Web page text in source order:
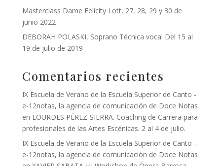
Masterclass Dame Felicity Lott, 27, 28, 29 y 30 de
junio 2022
DEBORAH POLASKI, Soprano Técnica vocal Del 15 al
19 de julio de 2019
Comentarios recientes
IX Escuela de Verano de la Escuela Superior de Canto -
e-12notas, la agencia de comunicación de Doce Notas
en LOURDES PÉREZ-SIERRA. Coaching de Carrera para
profesionales de las Artes Escénicas. 2 al 4 de julio.
IX Escuela de Verano de la Escuela Superior de Canto -
e-12notas, la agencia de comunicación de Doce Notas